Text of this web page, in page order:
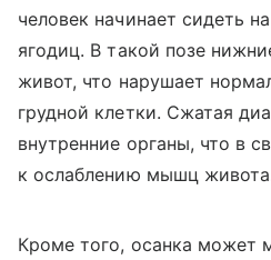
человек начинает сидеть
ягодиц. В такой позе
живот, что нарушает
грудной клетки. Сжатая
внутренние органы, что в
к ослаблению мышц
Кроме того, осанка может